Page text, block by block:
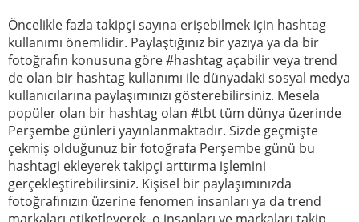
Öncelikle fazla takipçi sayına erişebilmek için hashtag
kullanımı önemlidir. Paylaştığınız bir yazıya ya da bir
fotoğrafın konusuna göre #hashtag açabilir veya trend
de olan bir hashtag kullanımı ile dünyadaki sosyal medya
kullanıcılarına paylaşımınızı gösterebilirsiniz. Mesela
popüler olan bir hashtag olan #tbt tüm dünya üzerinde
Perşembe günleri yayınlanmaktadır. Sizde geçmişte
çekmiş olduğunuz bir fotoğrafa Perşembe günü bu
hashtagi ekleyerek takipçi arttırma işlemini
gerçekleştirebilirsiniz. Kişisel bir paylaşımınızda
fotoğrafınızın üzerine fenomen insanları ya da trend